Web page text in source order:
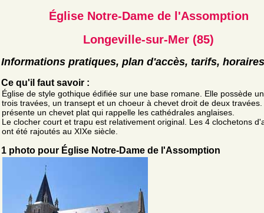
Église Notre-Dame de l'Assomption
Longeville-sur-Mer (85)
Informations pratiques, plan d'accès, tarifs, horaires
Ce qu'il faut savoir :
Église de style gothique édifiée sur une base romane. Elle possède
trois travées, un transept et un choeur à chevet droit de deux travées.
présente un chevet plat qui rappelle les cathédrales anglaises.
Le clocher court et trapu est relativement original. Les 4 clochetons
ont été rajoutés au XIXe siècle.
1 photo pour Église Notre-Dame de l'Assomption